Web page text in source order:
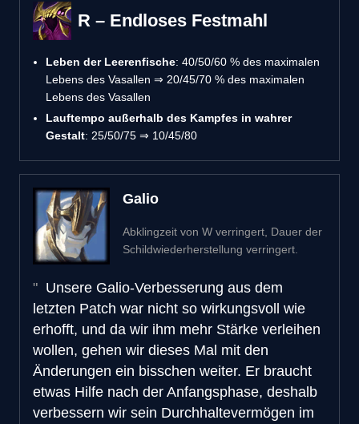
R – Endloses Festmahl
Leben der Leerenfische: 40/50/60 % des maximalen
Lebens des Vasallen ⇒ 20/45/70 % des maximalen
Lebens des Vasallen
Lauftempo außerhalb des Kampfes in wahrer
Gestalt: 25/50/75 ⇒ 10/45/80
Galio
Abklingzeit von W verringert, Dauer der
Schildwiederherstellung verringert.
Unsere Galio-Verbesserung aus dem
letzten Patch war nicht so wirkungsvoll wie
erhofft, und da wir ihm mehr Stärke verleihen
wollen, gehen wir dieses Mal mit den
Änderungen ein bisschen weiter. Er braucht
etwas Hilfe nach der Anfangsphase, deshalb
verbessern wir sein Durchhaltevermögen im